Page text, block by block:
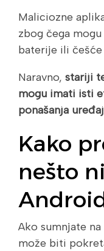
Maliciozne
zbog čega
baterije ili češće
Naravno, stariji
mogu imati isti
ponašanja
Kako
nešto
Ako sumnjate
može biti